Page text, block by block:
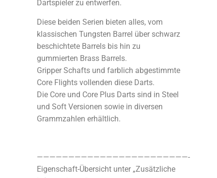
Dartspieler zu entwerfen.
Diese beiden Serien bieten alles, vom
klassischen Tungsten Barrel über schwarz
beschichtete Barrels bis hin zu
gummierten Brass Barrels.
Gripper Schafts und farblich abgestimmte
Core Flights vollenden diese Darts.
Die Core und Core Plus Darts sind in Steel
und Soft Versionen sowie in diversen
Grammzahlen erhältlich.
————————————————————————-
Eigenschaft-Übersicht unter „Zusätzliche